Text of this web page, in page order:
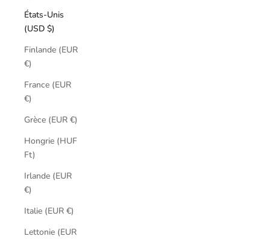
États-Unis
(USD $)
Finlande (EUR
€)
France (EUR
€)
Grèce (EUR €)
Hongrie (HUF
Ft)
Irlande (EUR
€)
Italie (EUR €)
Lettonie (EUR